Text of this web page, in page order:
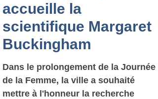
accueille la
scientifique Margaret
Buckingham
Dans le prolongement de la Journée
de la Femme, la ville a souhaité
mettre à l'honneur la recherche